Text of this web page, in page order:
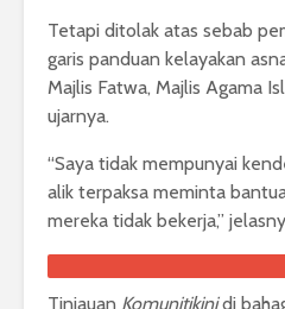
Tetapi ditolak atas sebab
garis panduan kelayakan
Majlis Fatwa, Majlis Agama
ujarnya.
“Saya tidak mempunyai
alik terpaksa meminta
mereka tidak bekerja,”
Tinjauan Komunitikinidi